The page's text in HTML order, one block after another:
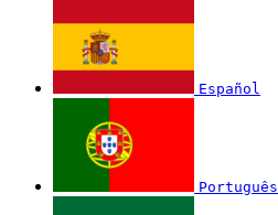
Español
Português